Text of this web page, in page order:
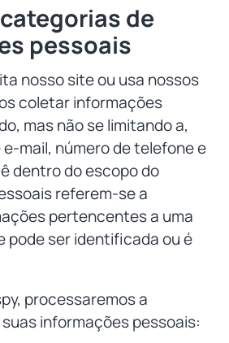
de
pessoais
nosso site ou usa nossos
coletar informações
mas não se limitando a,
mail, número de telefone e
dentro do escopo do
referem-se a
pertencentes a uma
pode ser identificada ou é
processaremos a
informações pessoais: